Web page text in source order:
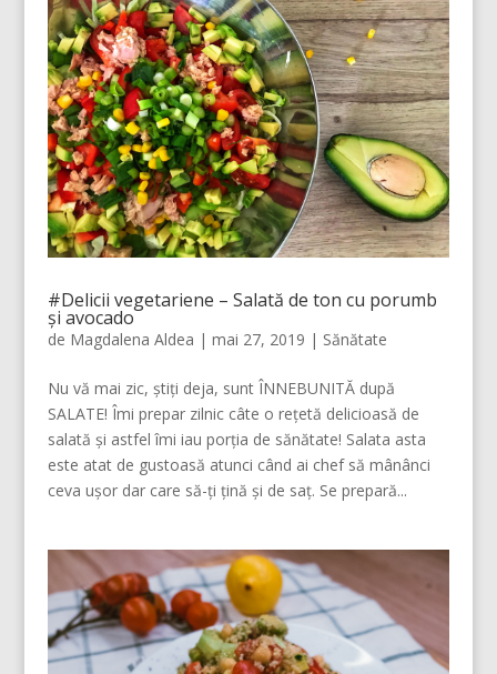
#Delicii vegetariene – Salată de ton cu porumb
și avocado
de Magdalena Aldea | mai 27, 2019 | Sănătate
Nu vă mai zic, știți deja, sunt ÎNNEBUNITĂ după
SALATE! Îmi prepar zilnic câte o rețetă delicioasă de
salată și astfel îmi iau porția de sănătate! Salata asta
este atat de gustoasă atunci când ai chef să mânânci
ceva ușor dar care să-ți țină și de saț. Se prepară...